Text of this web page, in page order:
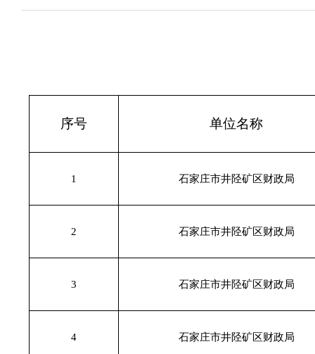
序号 单位名称
1 石家庄市井陉矿区财政局
2 石家庄市井陉矿区财政局
3 石家庄市井陉矿区财政局
4 石家庄市井陉矿区财政局